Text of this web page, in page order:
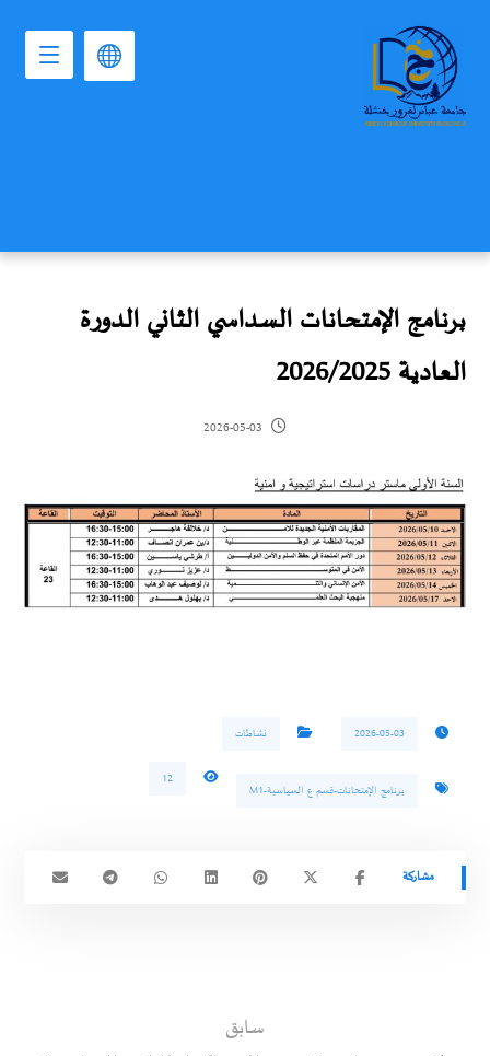
برنامج الإمتحانات السداسي الثاني الدورة
العادية 2026/2025
2026-05-03
2026-05-03 نشاطات
برنامج الإمتحانات-قسم ع السياسية-M1
12
سابق